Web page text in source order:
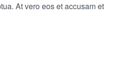
At vero eos et accusam et